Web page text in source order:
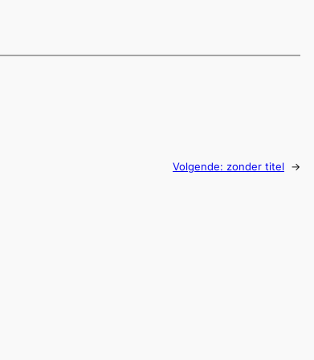
Volgende: zonder titel →